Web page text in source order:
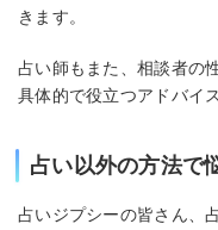
きます。
占い師もまた、相談者の
具体的で役立つアドバイ
占い以外の方法で
占いジプシーの皆さん、